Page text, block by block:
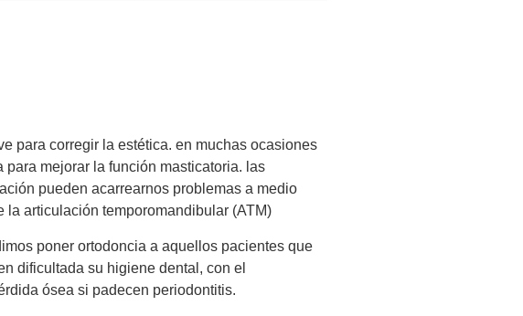
para corregir la estética. en muchas ocasiones
para mejorar la función masticatoria. las
pueden acarrearnos problemas a medio
la articulación temporomandibular (ATM)
poner ortodoncia a aquellos pacientes que
dificultada su higiene dental, con el
ósea si padecen periodontitis.